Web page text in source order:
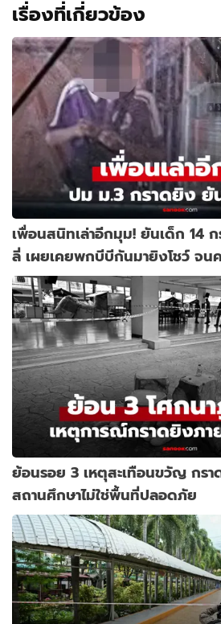
เรื่องที่เกี่ยวข้อง
เพื่อนสนิทเล่าอีกมุม! ยันเด็ก 14
ลี่ เผยเคยพกบีบีกันมายิงโชว์ จน
ย้อนรอย 3 เหตุสะเทือนขวัญ กรา
สถานศึกษาไม่ใช่พื้นที่ปลอดภัย